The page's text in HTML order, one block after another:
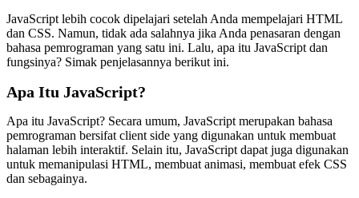
JavaScript lebih cocok dipelajari setelah Anda mempelajari HTML
dan CSS. Namun, tidak ada salahnya jika Anda penasaran dengan
bahasa pemrograman yang satu ini. Lalu, apa itu JavaScript dan
fungsinya? Simak penjelasannya berikut ini.
Apa Itu JavaScript?
Apa itu JavaScript? Secara umum, JavaScript merupakan bahasa
pemrograman bersifat client side yang digunakan untuk membuat
halaman lebih interaktif. Selain itu, JavaScript dapat juga digunakan
untuk memanipulasi HTML, membuat animasi, membuat efek CSS
dan sebagainya.